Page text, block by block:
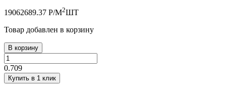
19062689.37 Р/М2ШТ
Товар добавлен в корзину
В корзину
0.709
Купить в 1 клик